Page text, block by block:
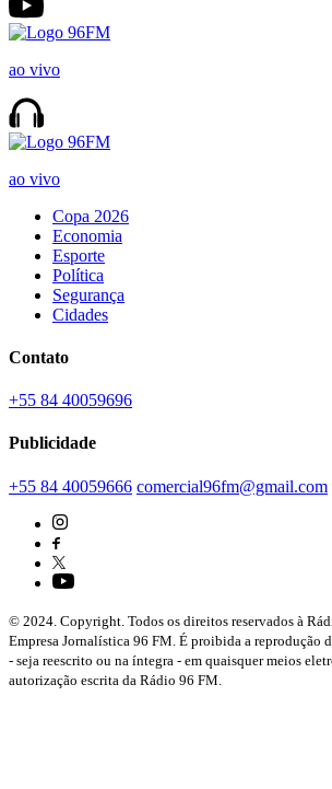
ao vivo
ao vivo
Copa 2026
Economia
Esporte
Política
Segurança
Cidades
Contato
+55 84 40059696
Publicidade
+55 84 40059666 comercial96fm@gmail.com
© 2024. Copyright. Todos os direitos reservados à
Empresa Jornalística 96 FM. É proibida a reprodução
- seja reescrito ou na íntegra - em quaisquer meios
autorização escrita da Rádio 96 FM.